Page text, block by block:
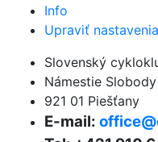
Info
Upraviť
Slovenský
Námestie
921 01 Piešťany
E-mail: